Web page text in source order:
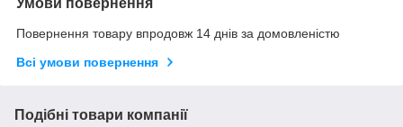
Умови повернення
Повернення товару впродовж 14 днів за домовленістю
Всі умови повернення
Подібні товари компанії